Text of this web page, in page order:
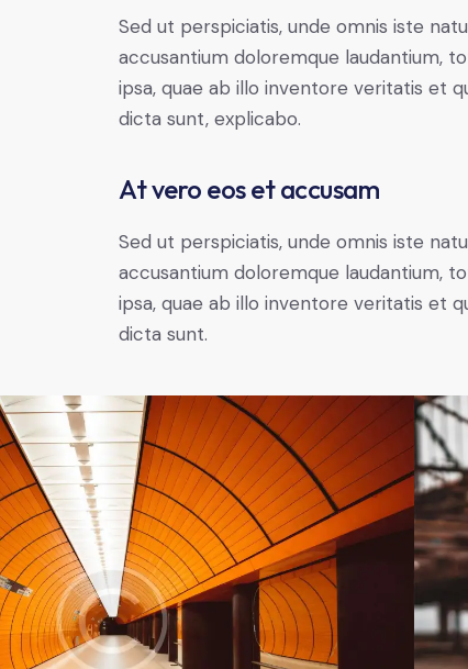
Sed ut perspiciatis, unde omnis iste
accusantium doloremque laudantium,
ipsa, quae ab illo inventore veritatis et
dicta sunt, explicabo.
At vero eos et accusam
Sed ut perspiciatis, unde omnis iste
accusantium doloremque laudantium,
ipsa, quae ab illo inventore veritatis et
dicta sunt.